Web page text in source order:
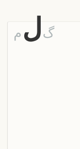
گل م